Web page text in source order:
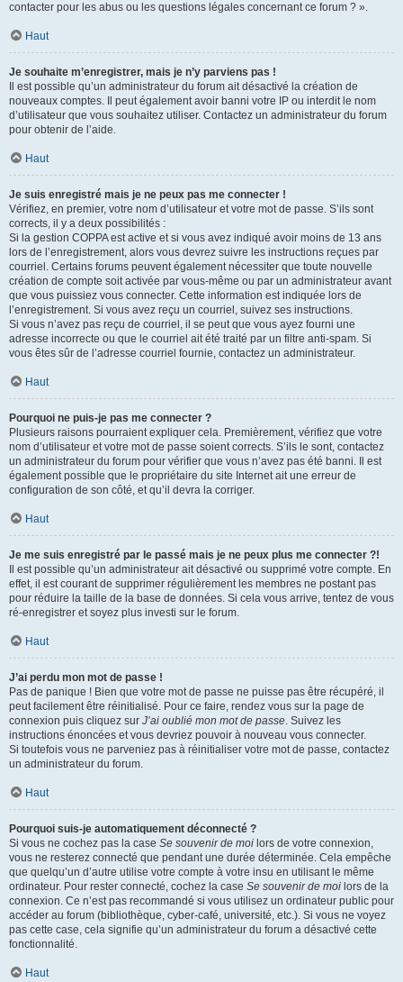
contacter pour les abus ou les questions légales concernant ce forum ? ».
Haut
Je souhaite m’enregistrer, mais je n’y parviens pas !
Il est possible qu’un administrateur du forum ait désactivé la création de
nouveaux comptes. Il peut également avoir banni votre IP ou interdit le nom
d’utilisateur que vous souhaitez utiliser. Contactez un administrateur du forum
pour obtenir de l’aide.
Haut
Je suis enregistré mais je ne peux pas me connecter !
Vérifiez, en premier, votre nom d’utilisateur et votre mot de passe. S’ils sont
corrects, il y a deux possibilités :
Si la gestion COPPA est active et si vous avez indiqué avoir moins de 13 ans
lors de l’enregistrement, alors vous devrez suivre les instructions reçues par
courriel. Certains forums peuvent également nécessiter que toute nouvelle
création de compte soit activée par vous-même ou par un administrateur avant
que vous puissiez vous connecter. Cette information est indiquée lors de
l’enregistrement. Si vous avez reçu un courriel, suivez ses instructions.
Si vous n’avez pas reçu de courriel, il se peut que vous ayez fourni une
adresse incorrecte ou que le courriel ait été traité par un filtre anti-spam. Si
vous êtes sûr de l’adresse courriel fournie, contactez un administrateur.
Haut
Pourquoi ne puis-je pas me connecter ?
Plusieurs raisons pourraient expliquer cela. Premièrement, vérifiez que votre
nom d’utilisateur et votre mot de passe soient corrects. S’ils le sont, contactez
un administrateur du forum pour vérifier que vous n’avez pas été banni. Il est
également possible que le propriétaire du site Internet ait une erreur de
configuration de son côté, et qu’il devra la corriger.
Haut
Je me suis enregistré par le passé mais je ne peux plus me connecter ?!
Il est possible qu’un administrateur ait désactivé ou supprimé votre compte. En
effet, il est courant de supprimer régulièrement les membres ne postant pas
pour réduire la taille de la base de données. Si cela vous arrive, tentez de vous
ré-enregistrer et soyez plus investi sur le forum.
Haut
J’ai perdu mon mot de passe !
Pas de panique ! Bien que votre mot de passe ne puisse pas être récupéré, il
peut facilement être réinitialisé. Pour ce faire, rendez vous sur la page de
connexion puis cliquez sur J’ai oublié mon mot de passe. Suivez les
instructions énoncées et vous devriez pouvoir à nouveau vous connecter.
Si toutefois vous ne parveniez pas à réinitialiser votre mot de passe, contactez
un administrateur du forum.
Haut
Pourquoi suis-je automatiquement déconnecté ?
Si vous ne cochez pas la case Se souvenir de moi lors de votre connexion,
vous ne resterez connecté que pendant une durée déterminée. Cela empêche
que quelqu’un d’autre utilise votre compte à votre insu en utilisant le même
ordinateur. Pour rester connecté, cochez la case Se souvenir de moi lors de la
connexion. Ce n’est pas recommandé si vous utilisez un ordinateur public pour
accéder au forum (bibliothèque, cyber-café, université, etc.). Si vous ne voyez
pas cette case, cela signifie qu’un administrateur du forum a désactivé cette
fonctionnalité.
Haut